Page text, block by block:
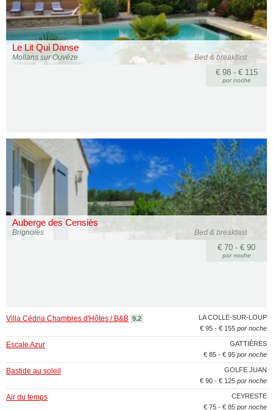
Le Lit Qui Danse
Bed & breakfast
Mollans sur Ouvéze
€ 98 - € 115
por noche
Auberge des Censiès
Bed & breakfast
Brignoles
€ 70 - € 90
por noche
LA COLLE-SUR-LOUP
Villa Cédria Chambres d'Hôtes / B&B 9.2
€ 95 - € 155 por noche
GATTIÈRES
Escale Azur
€ 85 - € 95 por noche
GOLFE JUAN
Bastide au soleil
€ 90 - € 125 por noche
CEYRESTE
Air du temps
€ 75 - € 85 por noche